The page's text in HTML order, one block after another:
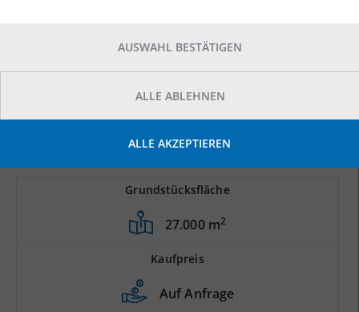
Grundstücksfläche
27.000 m2
Kaufpreis
Auf Anfrage
AUSWAHL BESTÄTIGEN
ALLE ABLEHNEN
ALLE AKZEPTIEREN